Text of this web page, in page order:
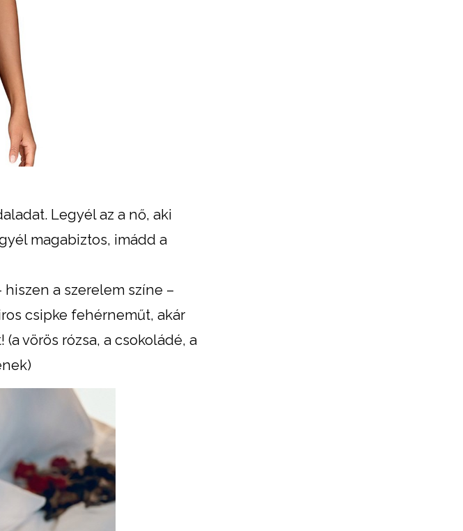
Legyél az a nő, aki
magabiztos, imádd a
a szerelem színe –
csipke fehérneműt, akár
vörös rózsa, a csokoládé, a